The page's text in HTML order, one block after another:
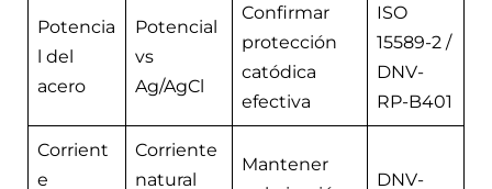
Potencia
l del
acero
Potencial
vs
Ag/AgCl
Confirmar
protección
catódica
efectiva
ISO
15589-2 /
DNV-
RP-B401
Corrient
e
Corriente
natural
Mantener
DNV-